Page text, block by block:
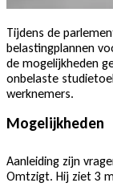
Tijdens de
belastingplannen
de mogelijkheden
onbelaste
werknemers.
Mogelijkheden
Aanleiding zijn
Omtzigt. Hij ziet 3